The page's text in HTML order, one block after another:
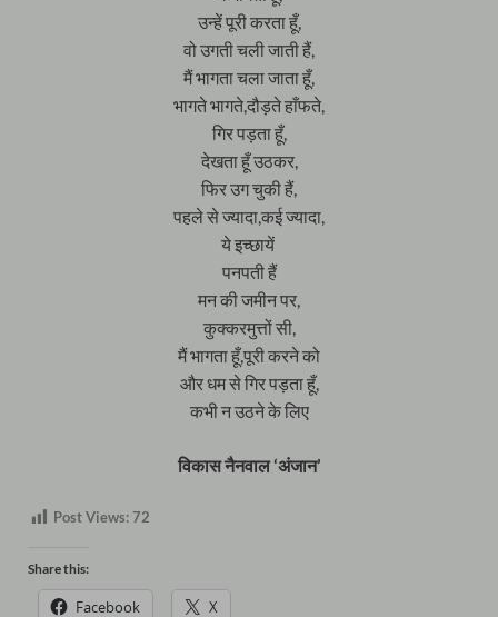
उन्हें पूरी करता हूँ,
वो उगती चली जाती हैं,
मैं भागता चला जाता हूँ,
भागते भागते,दौड़ते हाँफते,
गिर पड़ता हूँ,
देखता हूँ उठकर,
फिर उग चुकी हैं,
पहले से ज्यादा,कई ज्यादा,
ये इच्छायें
पनपती हैं
मन की जमीन पर,
कुक्करमुत्तों सी,
मैं भागता हूँ,पूरी करने को
और धम से गिर पड़ता हूँ,
कभी न उठने के लिए
विकास नैनवाल ‘अंजान’
Post Views:72
Share this:
Facebook X